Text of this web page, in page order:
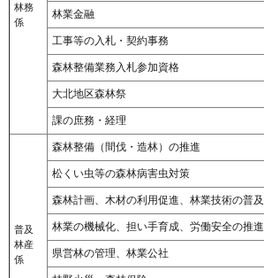
林務
係
林業金融
工事等の入札・契約事務
森林整備業務入札参加資格
大北地区森林祭
課の庶務・経理
普及
林産
係
森林整備（間伐・造林）の推進
松くい虫等の森林病害虫対策
森林計画、木材の利用促進、林業技術の普及
林業の機械化、担い手育成、労働安全の推進
県営林の管理、林業公社